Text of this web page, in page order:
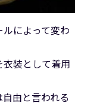
によって変わ
装として着用
由と言われる